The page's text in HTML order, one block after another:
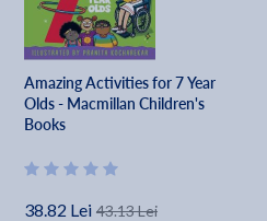
Amazing Activities for 7 Year
Olds - Macmillan Children's
Books
38.82 Lei 43.13 Lei